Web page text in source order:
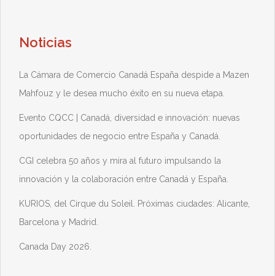
Noticias
La Cámara de Comercio Canadá España despide a Mazen
Mahfouz y le desea mucho éxito en su nueva etapa.
Evento CQCC | Canadá, diversidad e innovación: nuevas
oportunidades de negocio entre España y Canadá.
CGI celebra 50 años y mira al futuro impulsando la
innovación y la colaboración entre Canadá y España.
KURIOS, del Cirque du Soleil. Próximas ciudades: Alicante,
Barcelona y Madrid.
Canada Day 2026.